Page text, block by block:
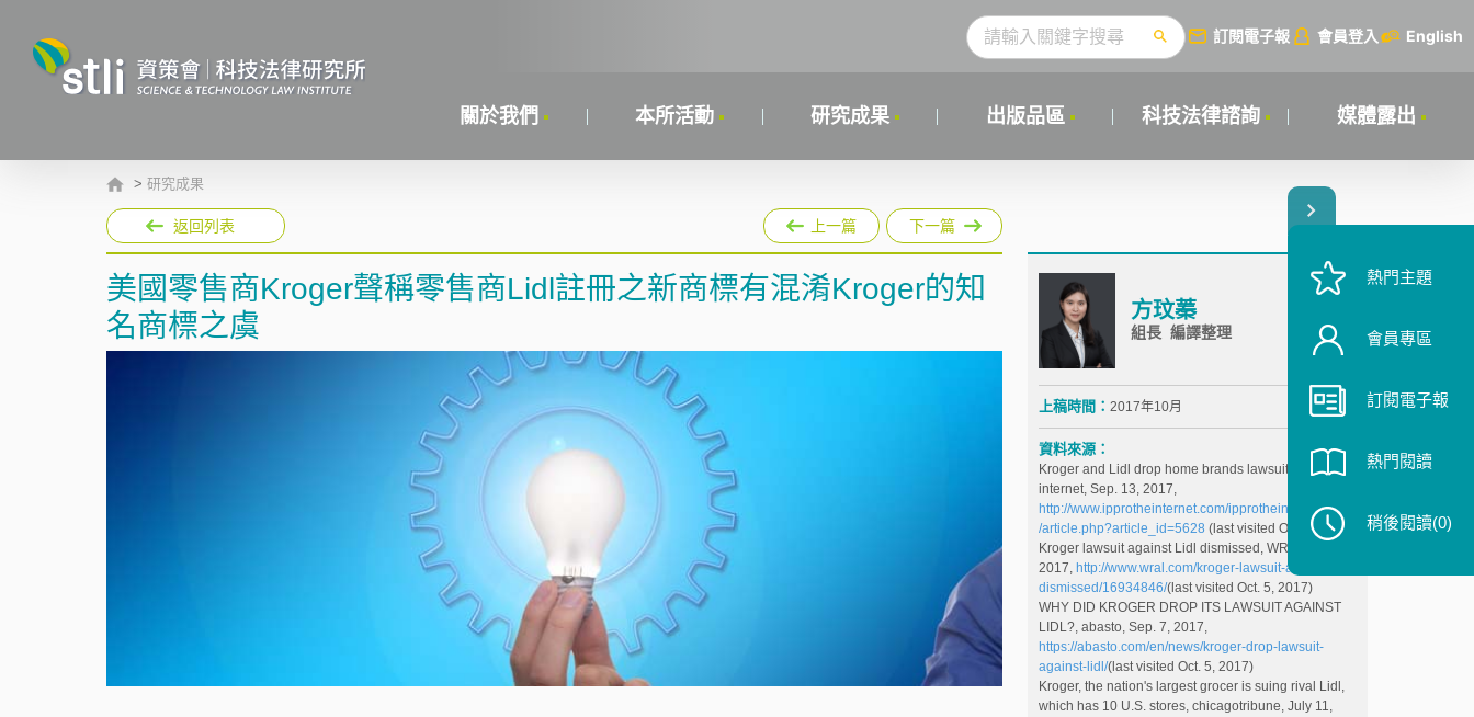
訂閱電子報 會員登入 English
關於我們 本所活動 研究成果 出版品區 科技法律諮詢 媒體露出
> 研究成果
返回列表 上一篇 下一篇
美國零售商Kroger聲稱零售商Lidl註冊之新商標有混淆Kroger的知
名商標之虞
方玟蓁
組長 編譯整理
上稿時間： 2017年10月
資料來源：
Kroger and Lidl drop home brands lawsuit, IPPro the
internet, Sep. 13, 2017,
http://www.ipprotheinternet.com/ipprotheinternetnews
/article.php?article_id=5628 (last visited Oct. 5, 2017)
Kroger lawsuit against Lidl dismissed, WRAL, Sep. 8,
2017, http://www.wral.com/kroger-lawsuit-against-lidl-
dismissed/16934846/(last visited Oct. 5, 2017)
WHY DID KROGER DROP ITS LAWSUIT AGAINST
LIDL?, abasto, Sep. 7, 2017,
https://abasto.com/en/news/kroger-drop-lawsuit-
against-lidl/(last visited Oct. 5, 2017)
Kroger, the nation's largest grocer is suing rival Lidl,
which has 10 U.S. stores, chicagotribune, July 11,
熱門主題
會員專區
訂閱電子報
熱門閱讀
稍後閱讀(0)